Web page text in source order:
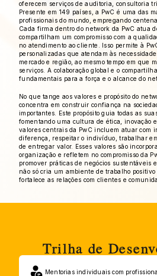
oferecem serviços de auditoria, consultoria
Presente em 149 países, a PwC é uma das
profissionais do mundo, empregando
Cada firma dentro do network da PwC atua
compartilham um compromisso com a
no atendimento ao cliente. Isso permite à
personalizadas que atendam às
mercado e região, ao mesmo tempo em que
serviços. A colaboração global e o
fundamentais para a força e o alcance do
No que tange aos valores e propósito do
concentra em construir confiança na
importantes. Este propósito guia todas as
fomentando uma cultura de ética, inovação
valores centrais da PwC incluem atuar com
diferença, respeitar o indivíduo, trabalhar
de entregar valor. Esses valores são
organização e refletem no compromisso da
promover práticas de negócios sustentáveis
não só cria um ambiente de trabalho
fortalece as relações com clientes e
Trilha de
Mentorias individuais com